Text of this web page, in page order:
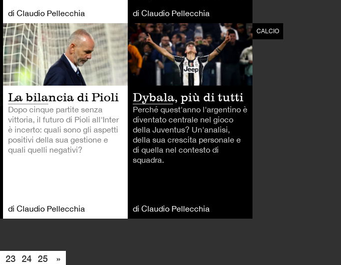
di Claudio Pellecchia
di Claudio Pellecchia
CALCIO CALCIO
La bilancia di Pioli
Dopo cinque partite senza
vittoria, il futuro di Pioli all'Inter
è incerto: quali sono gli aspetti
positivi della sua gestione e
quali quelli negativi?
di Claudio Pellecchia
CALCIO
Dybala, più di tutti
Perché quest'anno l'argentino è
diventato centrale nel gioco
della Juventus? Un'analisi,
della sua crescita personale e
di quella nel contesto di
squadra.
di Claudio Pellecchia
23 24 25 »